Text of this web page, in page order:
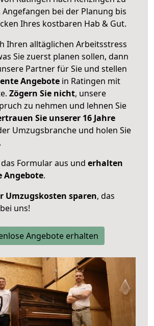
Angefangen bei der Planung bis
Ihres kostbaren Hab & Gut.
Ihren alltäglichen Arbeitsstress
Sie zuerst planen sollen, dann
Partner für Sie und stellen
Angebote in Ratingen mit
Zögern Sie nicht, unsere
zu nehmen und lehnen Sie
Sie unserer 16 Jahre
Umzugsbranche und holen Sie
Formular aus und erhalten
Angebote.
Umzugskosten sparen, das
uns!
Angebote erhalten